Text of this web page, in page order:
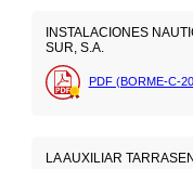
INSTALACIONES
SUR, S.A.
PDF (BORME-C-
LA AUXILIAR